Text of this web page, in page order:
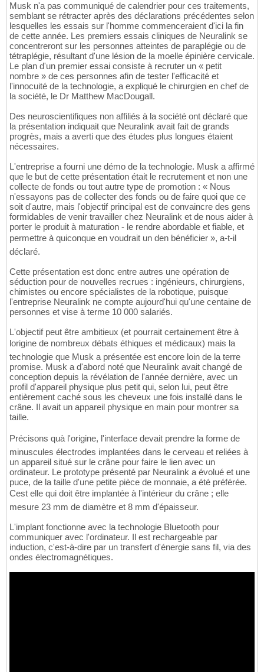
Musk n'a pas communiqué de calendrier pour ces traitements,
semblant se rétracter après des déclarations précédentes selon
lesquelles les essais sur l'homme commenceraient d'ici la fin
de cette année. Les premiers essais cliniques de Neuralink se
concentreront sur les personnes atteintes de paraplégie ou de
tétraplégie, résultant d'une lésion de la moelle épinière cervicale.
Le plan d'un premier essai consiste à recruter un « petit
nombre » de ces personnes afin de tester l'efficacité et
l'innocuité de la technologie, a expliqué le chirurgien en chef de
la société, le Dr Matthew MacDougall.
Des neuroscientifiques non affiliés à la société ont déclaré que
la présentation indiquait que Neuralink avait fait de grands
progrès, mais a averti que des études plus longues étaient
nécessaires.
L'entreprise a fourni une démo de la technologie. Musk a affirmé
que le but de cette présentation était le recrutement et non une
collecte de fonds ou tout autre type de promotion : « Nous
n'essayons pas de collecter des fonds ou de faire quoi que ce
soit d'autre, mais l'objectif principal est de convaincre des gens
formidables de venir travailler chez Neuralink et de nous aider à
porter le produit à maturation - le rendre abordable et fiable, et
permettre à quiconque en voudrait un den bénéficier », a-t-il
déclaré.
Cette présentation est donc entre autres une opération de
séduction pour de nouvelles recrues : ingénieurs, chirurgiens,
chimistes ou encore spécialistes de la robotique, puisque
l'entreprise Neuralink ne compte aujourd'hui qu'une centaine de
personnes et vise à terme 10 000 salariés.
L'objectif peut être ambitieux (et pourrait certainement être à
lorigine de nombreux débats éthiques et médicaux) mais la
technologie que Musk a présentée est encore loin de la terre
promise. Musk a d'abord noté que Neuralink avait changé de
conception depuis la révélation de l'année dernière, avec un
profil d'appareil physique plus petit qui, selon lui, peut être
entièrement caché sous les cheveux une fois installé dans le
crâne. Il avait un appareil physique en main pour montrer sa
taille.
Précisons quà l'origine, l'interface devait prendre la forme de
minuscules électrodes implantées dans le cerveau et reliées à
un appareil situé sur le crâne pour faire le lien avec un
ordinateur. Le prototype présenté par Neuralink a évolué et une
puce, de la taille d'une petite pièce de monnaie, a été préférée.
Cest elle qui doit être implantée à l'intérieur du crâne ; elle
mesure 23 mm de diamètre et 8 mm d'épaisseur.
L'implant fonctionne avec la technologie Bluetooth pour
communiquer avec l'ordinateur. Il est rechargeable par
induction, c'est-à-dire par un transfert d'énergie sans fil, via des
ondes électromagnétiques.